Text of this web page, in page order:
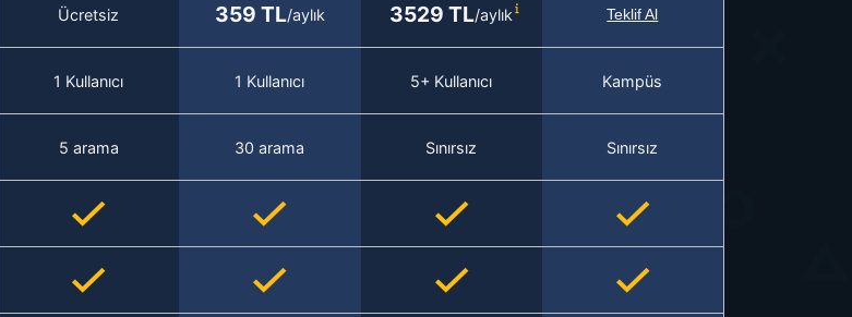
Ücretsiz 359 TL/aylık 3529 TL/aylık Teklif Al
1 Kullanıcı 1 Kullanıcı 5+ Kullanıcı Kampüs
5 arama 30 arama Sınırsız Sınırsız